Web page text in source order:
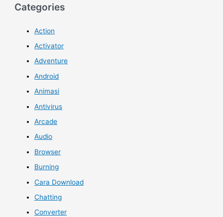
Categories
Action
Activator
Adventure
Android
Animasi
Antivirus
Arcade
Audio
Browser
Burning
Cara Download
Chatting
Converter